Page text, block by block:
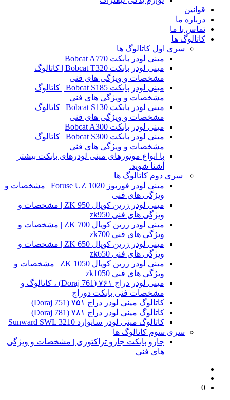
قوانین
درباره ما
تماس با ما
کاتالوگ ها
سری اول کاتالوگ ها
مینی لودر بابکت Bobcat A770
مینی لودر بابکت Bobcat T320 | کاتالوگ
مشخصات و ویژگی های فنی
مینی لودر بابکت Bobcat S185 | کاتالوگ
مشخصات و ویژگی های فنی
مینی لودر بابکت Bobcat S130 | کاتالوگ
مشخصات و ویژگی های فنی
مینی لودر بابکت Bobcat A300
مینی لودر بابکت Bobcat S300 | کاتالوگ
مشخصات و ویژگی های فنی
با انواع موتورهای مینی لودرهای بابکت بیشتر
آشنا شوید.
سری دوم کاتالوگ ها
مینی لودر فوریوز Foruse UZ 1020 | مشخصات و
ویژگی های فنی
مینی لودر زرین کوپال ZK 950 | مشخصات و
ویژگی های فنی zk950
مینی لودر زرین کوپال ZK 700 | مشخصات و
ویژگی های فنی zk700
مینی لودر زرین کوپال ZK 650 | مشخصات و
ویژگی های فنی zk650
مینی لودر زرین کوپال ZK 1050 | مشخصات و
ویژگی های فنی zk1050
مینی لودر دراج ۷۶۱ (Doraj 761) ، کاتالوگ و
مشخصات فنی بابکت دوراج
کاتالوگ مینی لودر دراج ۷۵۱ (Doraj 751)
کاتالوگ مینی لودر دراج ۷۸۱ (Doraj 781)
کاتالوگ مینی لودر سانوارد Sunward SWL 3210
سری سوم کاتالوگ ها
جارو بابکت جارو تراکتوری | مشخصات و ویژگی
های فنی
0